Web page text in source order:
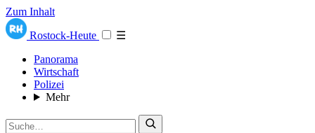
Zum Inhalt
Rostock-Heute
☰
Panorama
Wirtschaft
Polizei
Mehr